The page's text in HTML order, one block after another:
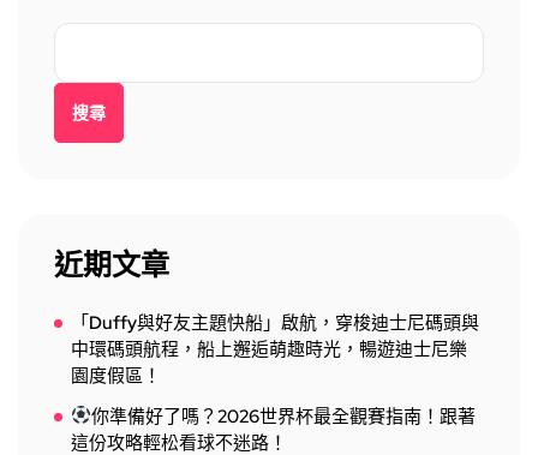
搜尋
近期文章
「Duffy與好友主題快船」啟航，穿梭迪士尼碼頭與
中環碼頭航程，船上邂逅萌趣時光，暢遊迪士尼樂
園度假區！
你準備好了嗎？2026世界杯最全觀賽指南！跟著
這份攻略輕松看球不迷路！